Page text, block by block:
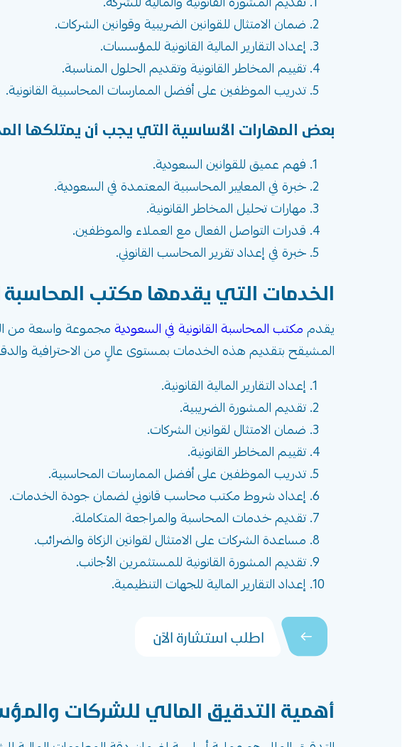
ضمان الامتثال للقوانين الضريبية وقوانين الشركات.
إعداد التقارير المالية القانونية للمؤسسات.
تقييم المخاطر القانونية وتقديم الحلول المناسبة.
تدريب الموظفين على أفضل الممارسات المحاسبية القانونية.
بعض المهارات الأساسية التي يجب أن يمتلكها
فهم عميق للقوانين السعودية.
خبرة في المعايير المحاسبية المعتمدة في السعودية.
مهارات تحليل المخاطر القانونية.
قدرات التواصل الفعال مع العملاء والموظفين.
خبرة في إعداد تقرير المحاسب القانوني.
الخدمات التي يقدمها مكتب المحاسبة
يقدم مكتب المحاسبة القانونية في السعودية مجموعة واسعة من
المشيقح بتقديم هذه الخدمات بمستوى عالٍ من الاحترافية
إعداد التقارير المالية القانونية.
تقديم المشورة الضريبية.
ضمان الامتثال لقوانين الشركات.
تقييم المخاطر القانونية.
تدريب الموظفين على أفضل الممارسات المحاسبية.
إعداد شروط مكتب محاسب قانوني لضمان جودة الخدمات.
تقديم خدمات المحاسبة والمراجعة المتكاملة.
مساعدة الشركات على الامتثال لقوانين الزكاة والضرائب.
تقديم المشورة القانونية للمستثمرين الأجانب.
إعداد التقارير المالية للجهات التنظيمية.
اطلب استشارة الآن
أهمية التدقيق المالي للشركات